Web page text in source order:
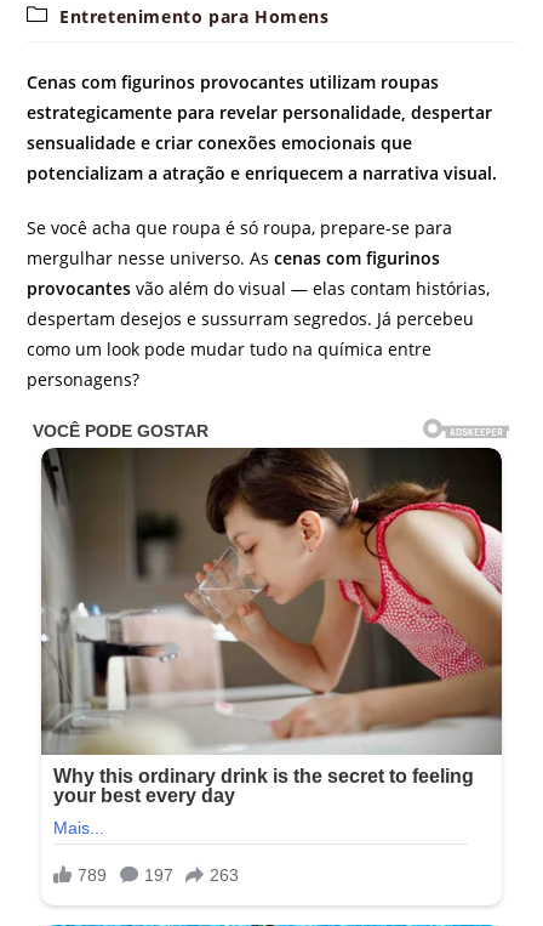
Categoria
Entretenimento para Homens
Cenas com figurinos provocantes utilizam roupas
estrategicamente para revelar personalidade, despertar
sensualidade e criar conexões emocionais que
potencializam a atração e enriquecem a narrativa visual.
Se você acha que roupa é só roupa, prepare-se para
mergulhar nesse universo. Ascenas com figurinos
provocantes vão além do visual — elas contam histórias,
despertam desejos e sussurram segredos. Já percebeu
como um look pode mudar tudo na química entre
personagens?